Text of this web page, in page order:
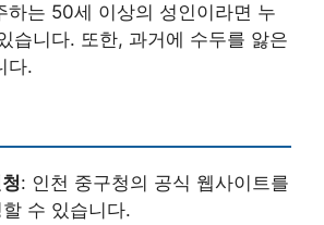
하는 50세 이상의 성인이라면 누
습니다. 또한, 과거에 수두를 앓은
다.
: 인천 중구청의 공식 웹사이트를
수 있습니다.